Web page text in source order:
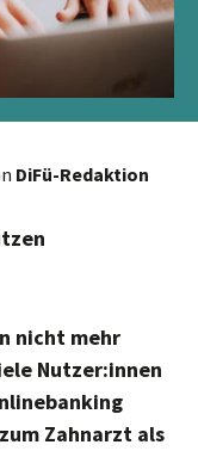
DiFü-Redaktion
nicht mehr
Nutzer:innen
Zahnarzt als